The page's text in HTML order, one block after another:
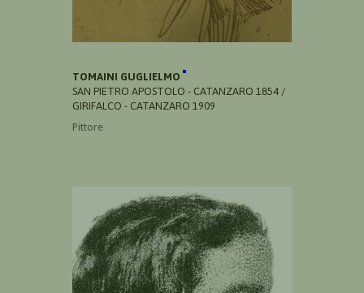
TOMAINI GUGLIELMO
SAN PIETRO APOSTOLO - CATANZARO 1854 /
GIRIFALCO - CATANZARO 1909
Pittore